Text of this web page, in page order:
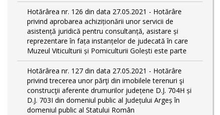
Hotărârea nr. 126 din data 27.05.2021 - Hotărâre
privind aprobarea achiziționării unor servicii de
asistență juridică pentru consultanță, asistare și
reprezentare în fața instanțelor de judecată în care
Muzeul Viticulturii și Pomiculturii Golești este parte
Hotărârea nr. 127 din data 27.05.2021 - Hotărâre
privind trecerea unor părţi din imobilele terenuri şi
construcţii aferente drumurilor județene D.J. 704H și
D.J. 703I din domeniul public al Județului Argeș în
domeniul public al Statului Român